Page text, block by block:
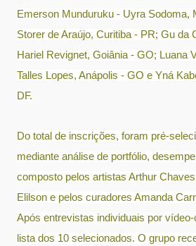
Emerson Munduruku - Uyra Sodoma,
Storer de Araújo, Curitiba - PR; Gu da
Hariel Revignet, Goiânia - GO; Luana
Talles Lopes, Anápolis - GO e Yná
DF.
Do total de inscrições, foram pré-
mediante análise de portfólio,
composto pelos artistas Arthur
Elilson e pelos curadores Amanda
Após entrevistas individuais por
lista dos 10 selecionados. O grupo